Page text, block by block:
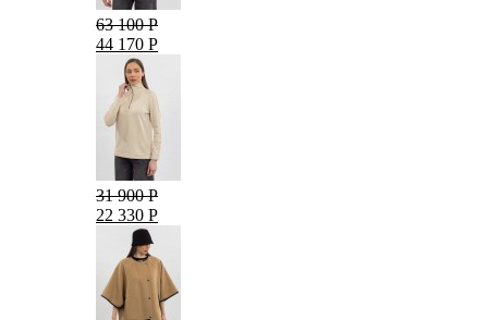
63 100 Р
44 170 Р
31 900 Р
22 330 Р